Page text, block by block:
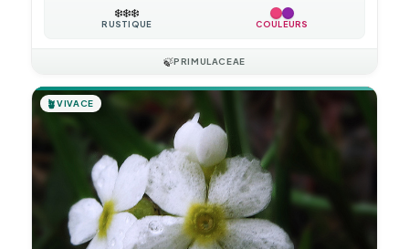
❄️❄️❄️
RUSTIQUE COULEURS
🍃PRIMULACEAE
🪴VIVACE